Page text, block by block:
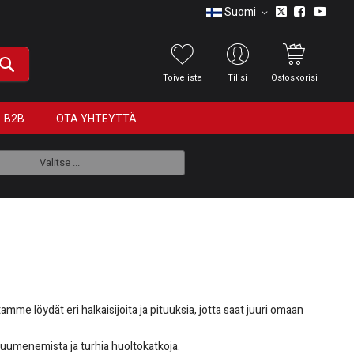
Suomi
Toivelista Tilisi Ostoskorisi
B2B OTA YHTEYTTÄ
Valitse ...
löydät eri halkaisijoita ja pituuksia, jotta saat juuri omaan
ja turhia huoltokatkoja.